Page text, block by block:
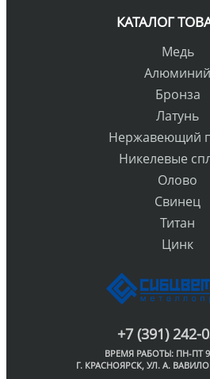
КАТАЛОГ
Медь
Алюминий
Бронза
Латунь
Нержавеющий
Никелевые
Олово
Свинец
Титан
Цинк
+7 (391) 242-
ВРЕМЯ РАБОТЫ: ПН-ПТ
Г. КРАСНОЯРСК, УЛ. А.